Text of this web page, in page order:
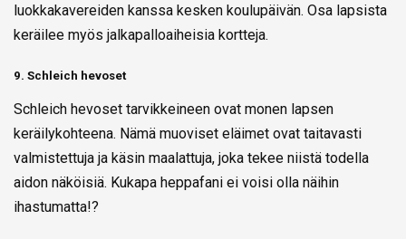
luokkakavereiden kanssa kesken koulupäivän. Osa lapsista
keräilee myös jalkapalloaiheisia kortteja.
9. Schleich hevoset
Schleich hevoset tarvikkeineen ovat monen lapsen
keräilykohteena. Nämä muoviset eläimet ovat taitavasti
valmistettuja ja käsin maalattuja, joka tekee niistä todella
aidon näköisiä. Kukapa heppafani ei voisi olla näihin
ihastumatta!?